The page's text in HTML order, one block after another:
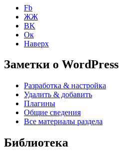
Fb
ЖЖ
ВK
Ок
Наверх
Заметки о WordPress
Разработка & настройка
Удалить & добавить
Плагины
Общие сведения
Все материалы раздела
Библиотека